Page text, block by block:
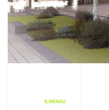
ILMENAU